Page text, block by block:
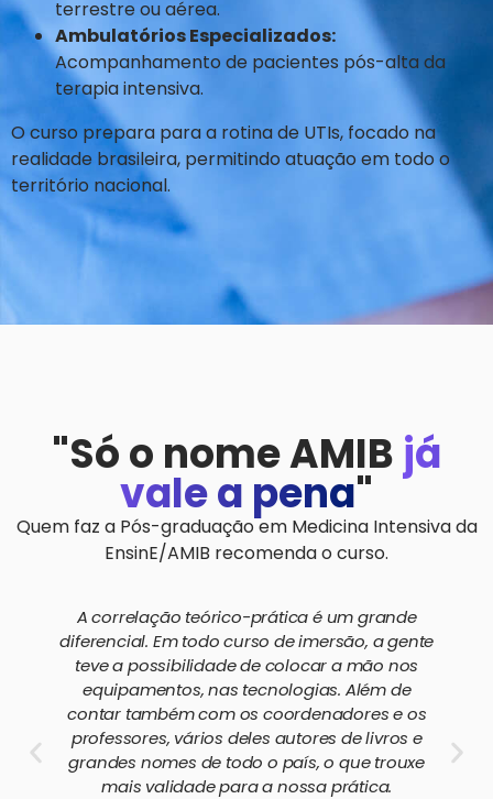
terrestre ou aérea.
Ambulatórios Especializados:
Acompanhamento de pacientes pós-alta da
terapia intensiva.
O curso prepara para a rotina de UTIs, focado na
realidade brasileira, permitindo atuação em todo o
território nacional.
"Só o nome AMIB já
vale a pena"
Quem faz a Pós-graduação em Medicina Intensiva da
EnsinE/AMIB recomenda o curso.
A correlação teórico-prática é um grande
diferencial. Em todo curso de imersão, a gente
teve a possibilidade de colocar a mão nos
equipamentos, nas tecnologias. Além de
contar também com os coordenadores e os
professores, vários deles autores de livros e
grandes nomes de todo o país, o que trouxe
mais validade para a nossa prática.